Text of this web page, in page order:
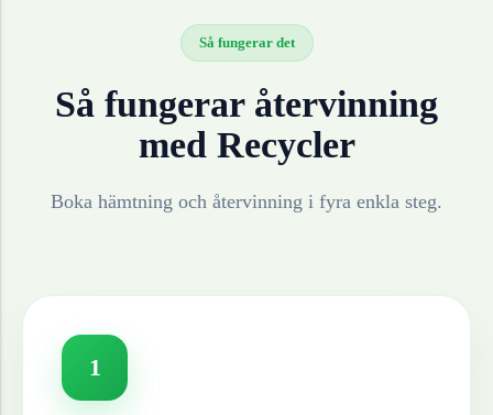
Så fungerar det
Så fungerar återvinning
med Recycler
Boka hämtning och återvinning i fyra enkla steg.
1